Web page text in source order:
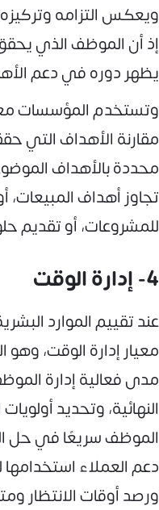
ويعكس التزامه
إذ أن الموظف الذي
يظهر دوره في دعم
وتستخدم المؤسسات
مقارنة الأهداف التي
محددة بالأهداف
تجاوز أهداف المبيعات، أو
للمشروعات، أو تقديم
4- إدارة الوقت
عند تقييم الموارد
معيار إدارة الوقت،
مدى فعالية إدارة
النهائية، وتحديد
الموظف سريعًا في حل
دعم العملاء استخدامها
ورصد أوقات